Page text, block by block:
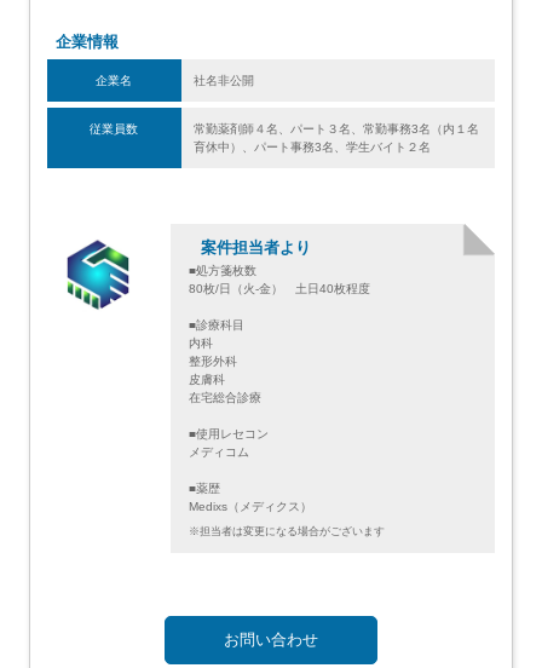
企業情報
企業名 社名非公開
従業員数
常勤薬剤師４名、パート３名、常勤事務3名（内１名
育休中）、パート事務3名、学生バイト２名
案件担当者より
■処方箋枚数
80枚/日（火-金） 土日40枚程度
■診療科目
内科
整形外科
皮膚科
在宅総合診療
■使用レセコン
メディコム
■薬歴
Medixs（メディクス）
※担当者は変更になる場合がございます
お問い合わせ